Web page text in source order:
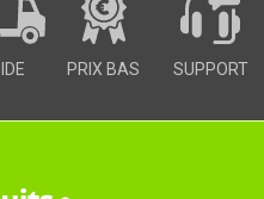
PRIX BAS SUPPORT